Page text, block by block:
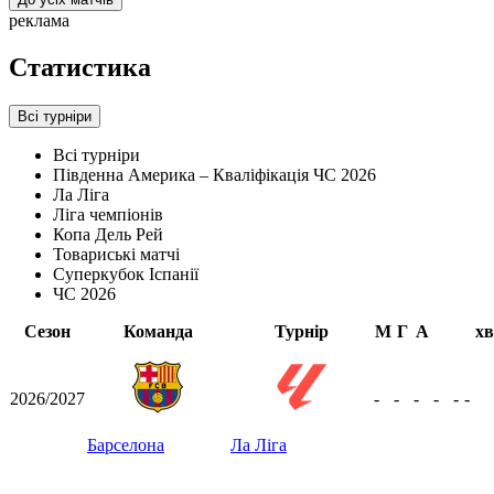
реклама
Статистика
Всі турніри
Всі турніри
Південна Америка – Кваліфікація ЧС 2026
Ла Ліга
Ліга чемпіонів
Копа Дель Рей
Товариські матчі
Суперкубок Іспанії
ЧС 2026
Сезон
Команда Турнір М Г А хв
2026/2027
Барселона Ла Ліга
- - - - - -